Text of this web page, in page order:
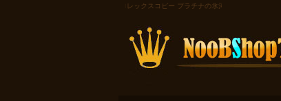
ロレックスコピー プラチナの氷河：デイトナ116506